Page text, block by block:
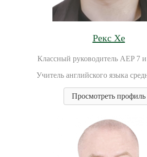
Рекс Хе
Классный руководитель AEP 7 и
Учитель английского языка
Просмотреть профиль